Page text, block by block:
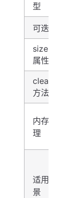
型
可迭代
size
属性
clear()
方法
内存管
理
适用场
景